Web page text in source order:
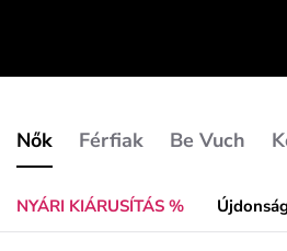
Nők
NYÁRI KIÁRUSÍTÁS %
Férfiak Be Vuch